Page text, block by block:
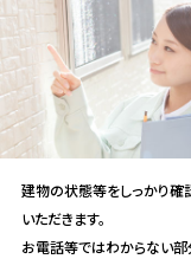
建物の状態等をしっかり確
いただきます。
お電話等ではわからない部